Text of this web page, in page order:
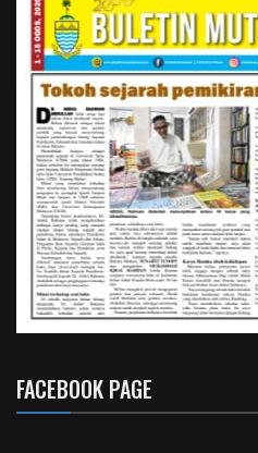
FACEBOOK PAGE